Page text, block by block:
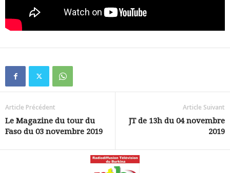
Article Précédent
Le Magazine du tour du
Faso du 03 novembre 2019
Article Suivant
JT de 13h du 04 novembre
2019